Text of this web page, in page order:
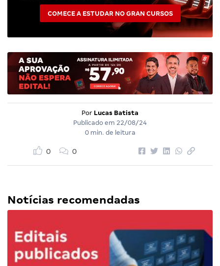
COMECE A ESTUDAR NO GRAN CURSOS
Por Lucas Batista
Publicado em 22/08/24
0 min. de leitura
0 0
Notícias recomendadas